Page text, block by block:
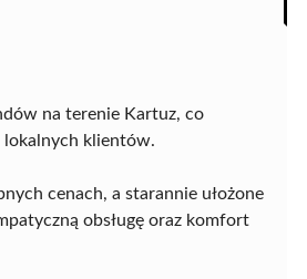
na terenie Kartuz, co
klientów.
cenach, a starannie ułożone
obsługę oraz komfort